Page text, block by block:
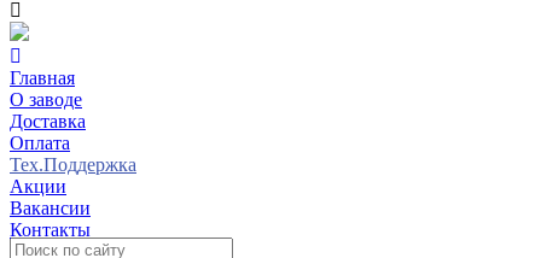
Главная
О заводе
Доставка
Оплата
Тех.Поддержка
Акции
Вакансии
Контакты